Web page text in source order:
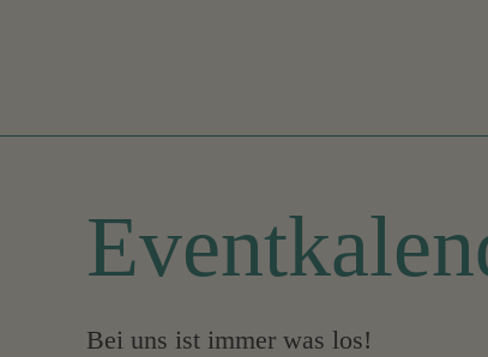
Bei uns ist immer was los!